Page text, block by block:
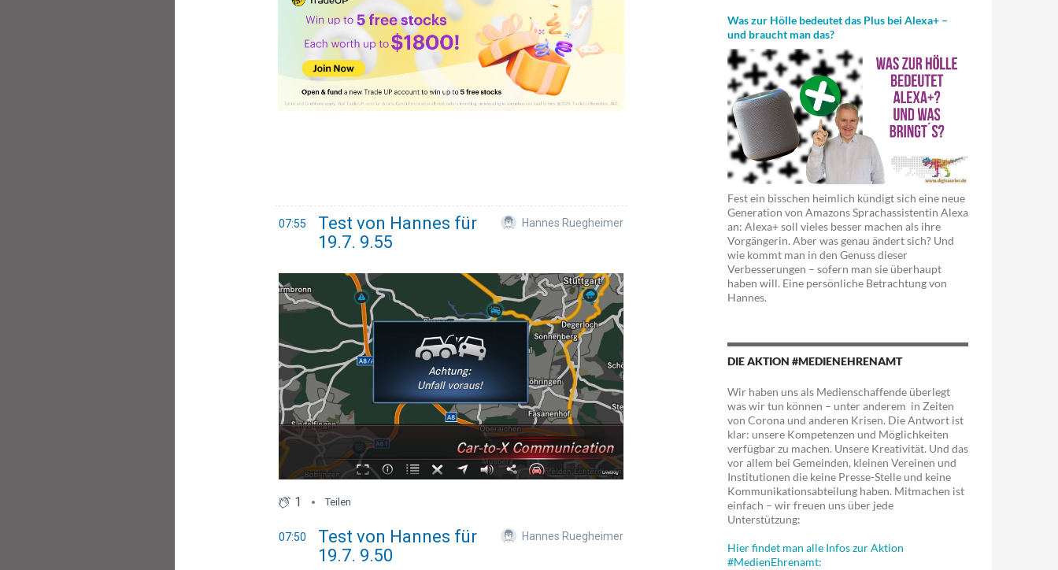
Was zur Hölle bedeutet das Plus bei Alexa+ –
und braucht man das?
Fest ein bisschen heimlich kündigt sich eine neue
Generation von Amazons Sprachassistentin Alexa
an: Alexa+ soll vieles besser machen als ihre
Vorgängerin. Aber was genau ändert sich? Und
wie kommt man in den Genuss dieser
Verbesserungen – sofern man sie überhaupt
haben will. Eine persönliche Betrachtung von
Hannes.
DIE AKTION #MEDIENEHRENAMT
Wir haben uns als Medienschaffende überlegt
was wir tun können – unter anderem in Zeiten
von Corona und anderen Krisen. Die Antwort ist
klar: unsere Kompetenzen und Möglichkeiten
verfügbar zu machen. Unsere Kreativität. Und das
vor allem bei Gemeinden, kleinen Vereinen und
Institutionen die keine Presse-Stelle und keine
Kommunikationsabteilung haben. Mitmachen ist
einfach – wir freuen uns über jede
Unterstützung:
Hier findet man alle Infos zur Aktion
#MedienEhrenamt: